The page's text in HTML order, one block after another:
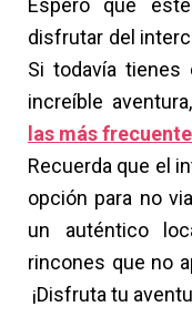
Espero que
disfrutar del
Si todavía tienes
increíble aventura,
las más
Recuerda que el
opción para no
un auténtico
rincones que no
¡Disfruta tu